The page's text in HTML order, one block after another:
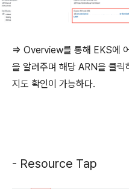
=> Overview를 통해 EKS에
을 알려주며 해당 ARN을 클릭
지도 확인이 가능하다.
- Resource Tap